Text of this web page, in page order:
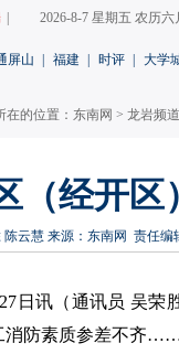
2026-8-7 星期五 农历六
屏山 福建 时评 大学
在的位置： 东南网 > 龙岩频道
（经开区
陈云慧 来源：东南网 责任编
日讯（通讯员 吴荣
消防素质参差不齐